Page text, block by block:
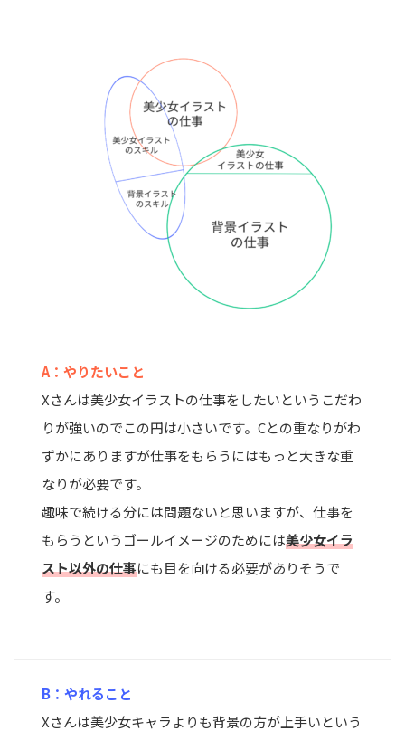
A：やりたいこと
Xさんは美少女イラストの仕事をしたいというこだわ
りが強いのでこの円は小さいです。Cとの重なりがわ
ずかにありますが仕事をもらうにはもっと大きな重
なりが必要です。
趣味で続ける分には問題ないと思いますが、仕事を
もらうというゴールイメージのためには美少女イラ
スト以外の仕事にも目を向ける必要がありそうで
す。
B：やれること
Xさんは美少女キャラよりも背景の方が上手いという